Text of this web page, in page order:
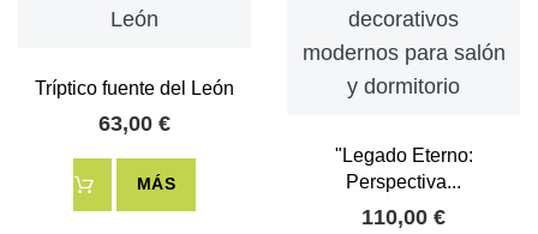
Tríptico fuente del León
63,00 €
MÁS
"Legado Eterno:
Perspectiva...
110,00 €